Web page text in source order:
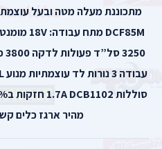
מתכוננת מעלה מטה ובעל
מהיר ארגז כלים